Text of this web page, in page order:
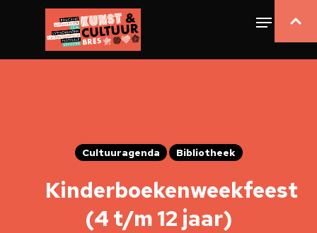
Cultuuragenda Bibliotheek
Kinderboekenweekfeest
(4 t/m 12 jaar)